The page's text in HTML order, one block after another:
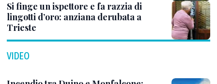
Si finge un ispettore e fa razzia di
lingotti d’oro: anziana derubata a
Trieste
VIDEO